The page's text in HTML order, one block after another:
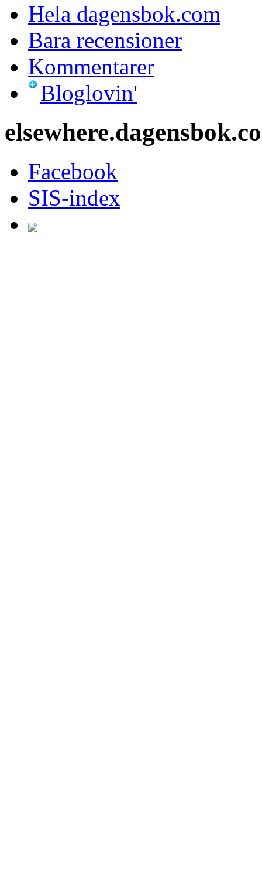
Hela dagensbok.com
Bara recensioner
Kommentarer
Bloglovin'
Facebook
SIS-index